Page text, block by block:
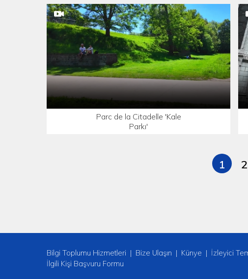
Parc de la Citadelle 'Kale
Parkı'
1 2
Bilgi Toplumu Hizmetleri Bize Ulaşın Künye İzleyici
İlgili Kişi Başvuru Formu